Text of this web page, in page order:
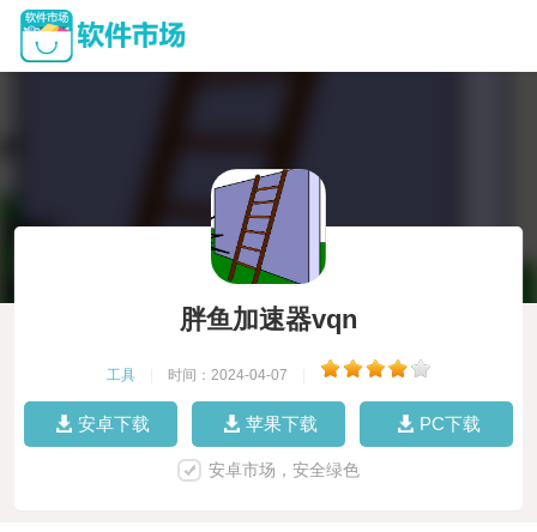
胖鱼加速器vqn
工具 时间：2024-04-07
安卓下载 苹果下载 PC下载
安卓市场，安全绿色